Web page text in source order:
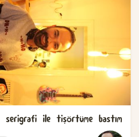
serigrafi ile tişörtüme bastım